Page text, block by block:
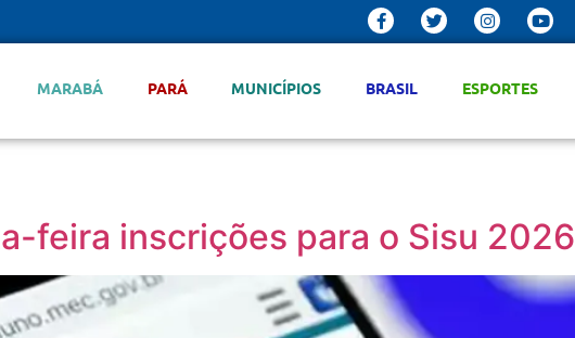
MARABÁ PARÁ MUNICÍPIOS BRASIL ESPORTES
feira inscrições para o Sisu 2026